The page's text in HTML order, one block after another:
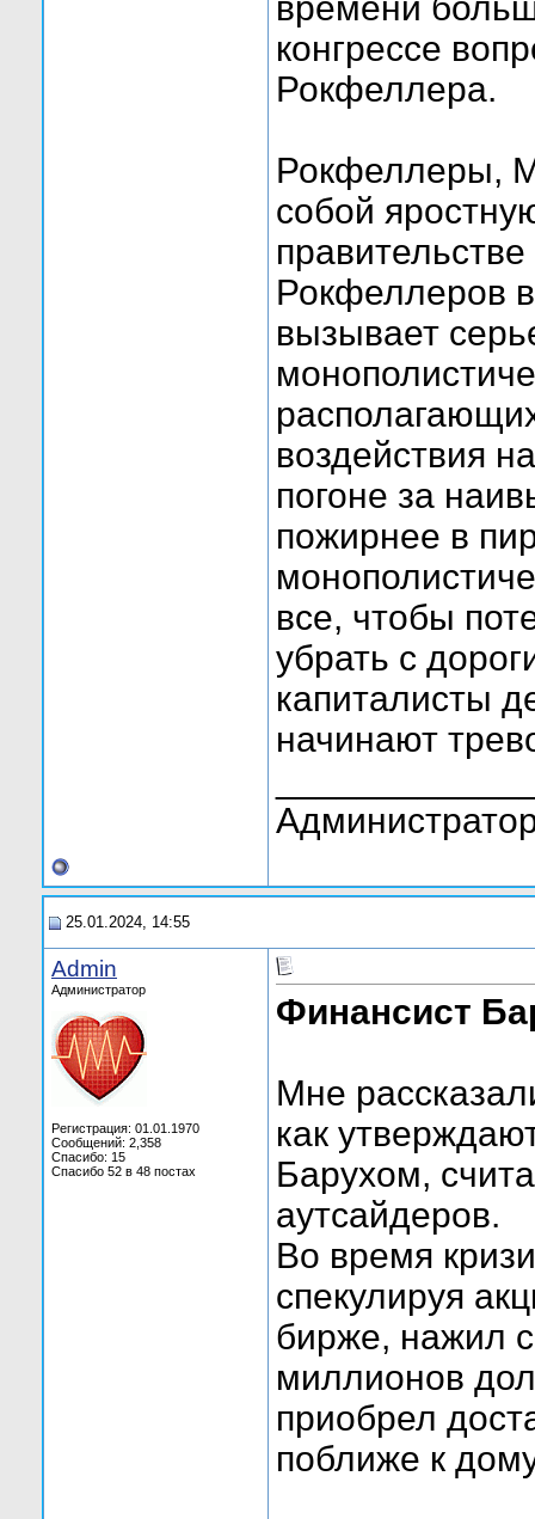
времени
конгрессе
Рокфеллера.
Рокфеллеры,
собой
Рокфеллеров
вызывает
воздействия
погоне за
пожирнее в
все, чтобы
убрать с
капиталисты
начинают
25.01.2024, 14:55
Admin
Администратор
Регистрация: 01.01.1970
Сообщений: 2,358
Спасибо: 15
Спасибо 52 в 48 постах
Финансист
Мне
как
Барухом,
аутсайдеров.
Во время
спекулируя
бирже, нажил
миллионов
приобрел
поближе к